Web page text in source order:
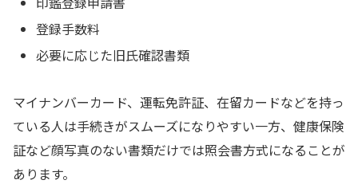
登録手数料
必要に応じた旧氏確認書類
マイナンバーカード、運転免許証、在留カードなどを持っ
ている人は手続きがスムーズになりやすい一方、健康保険
証など顔写真のない書類だけでは照会書方式になることが
あります。